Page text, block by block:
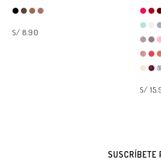
S/ 8.90
S/
SUSCRÍBETE